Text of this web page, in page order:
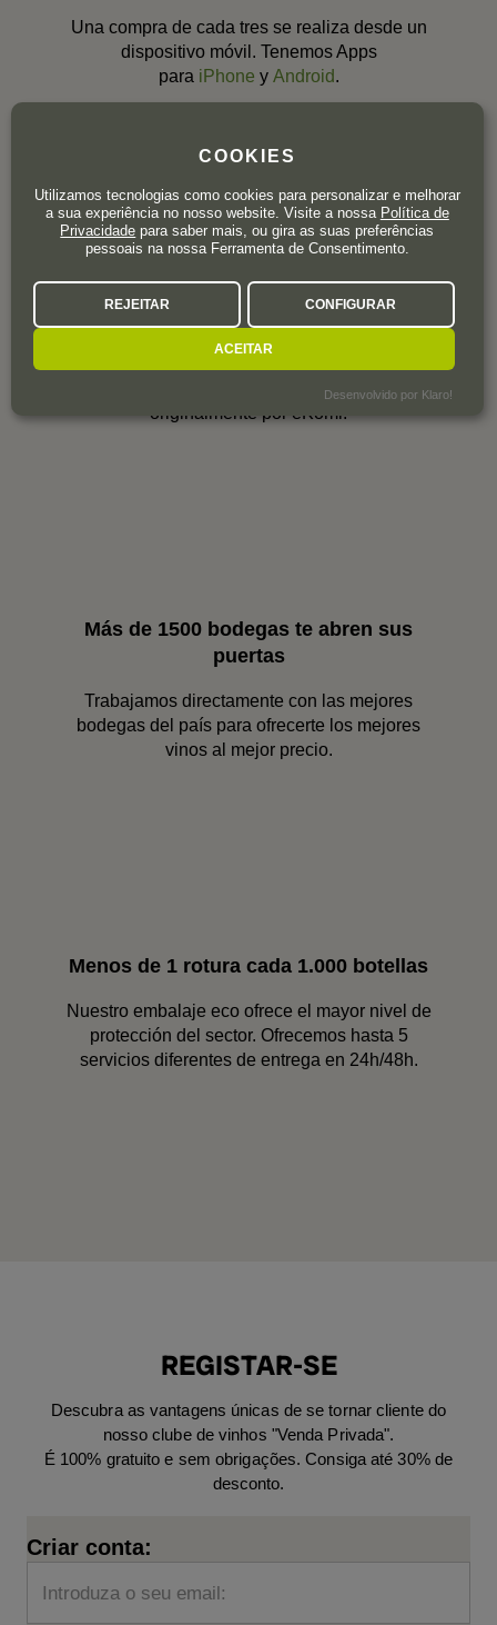
Una compra de cada tres se realiza desde un
dispositivo móvil. Tenemos Apps
para iPhone y Android.
98% de nuestros clientes nos
recomendaría
del sector. Valoración independiente medida
originalmente por eKomi.
Más de 1500 bodegas te abren sus
puertas
Trabajamos directamente con las mejores
bodegas del país para ofrecerte los mejores
vinos al mejor precio.
Menos de 1 rotura cada 1.000 botellas
Nuestro embalaje eco ofrece el mayor nivel de
protección del sector. Ofrecemos hasta 5
servicios diferentes de entrega en 24h/48h.
REGISTAR-SE
Descubra as vantagens únicas de se tornar cliente do
nosso clube de vinhos "Venda Privada".
É 100% gratuito e sem obrigações. Consiga até 30% de
desconto.
Criar conta:
Introduza o seu email:
COOKIES
Utilizamos tecnologias como cookies para personalizar e melhorar
a sua experiência no nosso website. Visite a nossa Política de
Privacidade para saber mais, ou gira as suas preferências
pessoais na nossa Ferramenta de Consentimento.
REJEITAR CONFIGURAR
ACEITAR
Desenvolvido por Klaro!